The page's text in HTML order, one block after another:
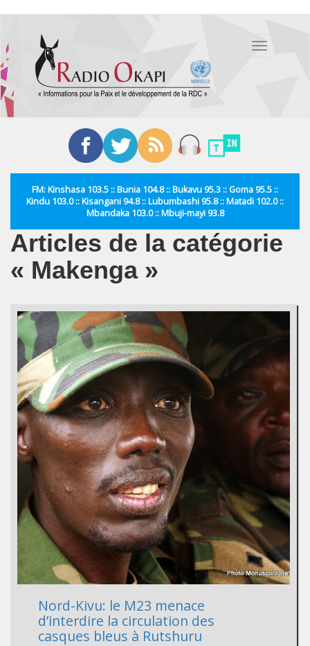
contenu
principal
Toggle
FM: Kinshasa 103.5 :: Bunia 104.8 :: Bukavu 95.3 :: Goma 95.5 ::
Kindu 103.0 :: Kisangani 94.8 :: Lubumbashi 95.8 :: Matadi 102.0 ::
Mbandaka 103.0 :: Mbuji-mayi 93.8
Articles de la catégorie
« Makenga »
Nord-Kivu: le M23 menace
d’interdire la circulation des
casques bleus à Rutshuru